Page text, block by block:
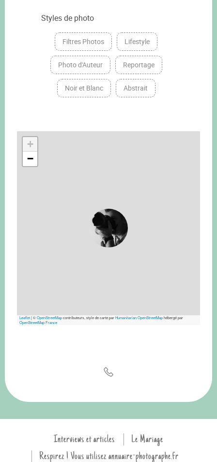
Styles de photo
Filtres Photos Lifestyle
Photo d'Auteur Reportage
Noir et Blanc Abstrait
+
−
Leaflet|©OpenStreetMapcontributeurs, style de carte parHumanitarian OpenStreetMaphébergé par
OpenStreetMap France
Interviews et articles
Le Mariage
Respirez ! Vous utilisez annuaire-photographe.fr